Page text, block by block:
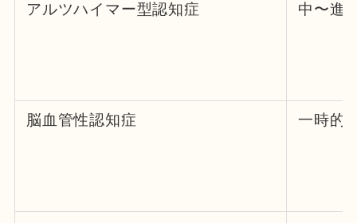
アルツハイマー型認知症 中〜進
脳血管性認知症 一時的